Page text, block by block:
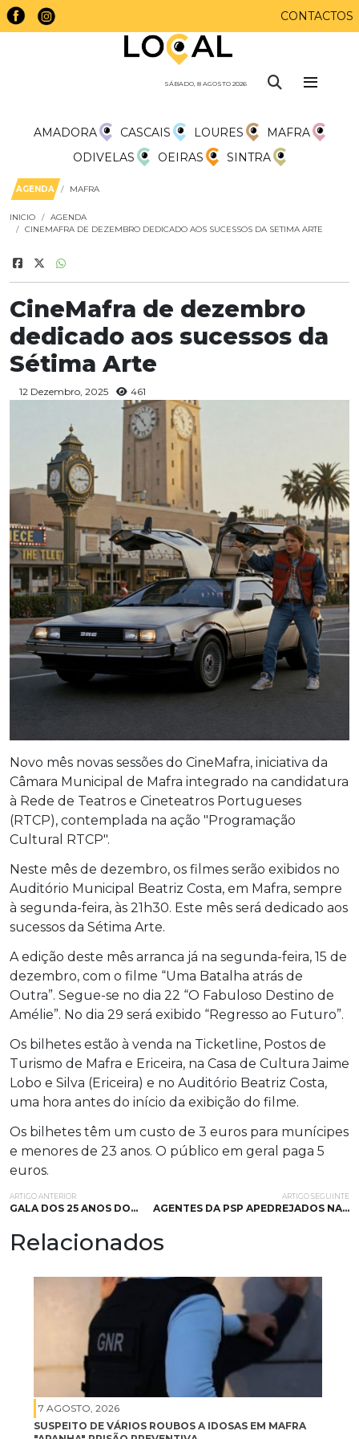
CONTACTOS
SÁBADO, 8 AGOSTO 2026
AMADORA CASCAIS LOURES
MAFRA
ODIVELAS
OEIRAS SINTRA
AGENDA MAFRA
INICIO
AGENDA
CINEMAFRA DE DEZEMBRO DEDICADO AOS SUCESSOS DA SETIMA ARTE
CineMafra de dezembro
dedicado aos sucessos da
Sétima Arte
12 Dezembro, 2025 461
Novo mês novas sessões do CineMafra, iniciativa da
Câmara Municipal de Mafra integrado na candidatura
à Rede de Teatros e Cineteatros Portugueses
(RTCP), contemplada na ação "Programação
Cultural RTCP".
Neste mês de dezembro, os filmes serão exibidos no
Auditório Municipal Beatriz Costa, em Mafra, sempre
à segunda-feira, às 21h30. Este mês será dedicado aos
sucessos da Sétima Arte.
A edição deste mês arranca já na segunda-feira, 15 de
dezembro, com o filme “Uma Batalha atrás de
Outra”. Segue-se no dia 22 “O Fabuloso Destino de
Amélie”. No dia 29 será exibido “Regresso ao Futuro”.
Os bilhetes estão à venda na Ticketline, Postos de
Turismo de Mafra e Ericeira, na Casa de Cultura Jaime
Lobo e Silva (Ericeira) e no Auditório Beatriz Costa,
uma hora antes do início da exibição do filme.
Os bilhetes têm um custo de 3 euros para munícipes
e menores de 23 anos. O público em geral paga 5
euros.
ARTIGO ANTERIOR
GALA DOS 25 ANOS DO…
ARTIGO SEGUINTE
AGENTES DA PSP APEDREJADOS NA…
Relacionados
7 AGOSTO, 2026
SUSPEITO DE VÁRIOS ROUBOS A IDOSAS EM MAFRA